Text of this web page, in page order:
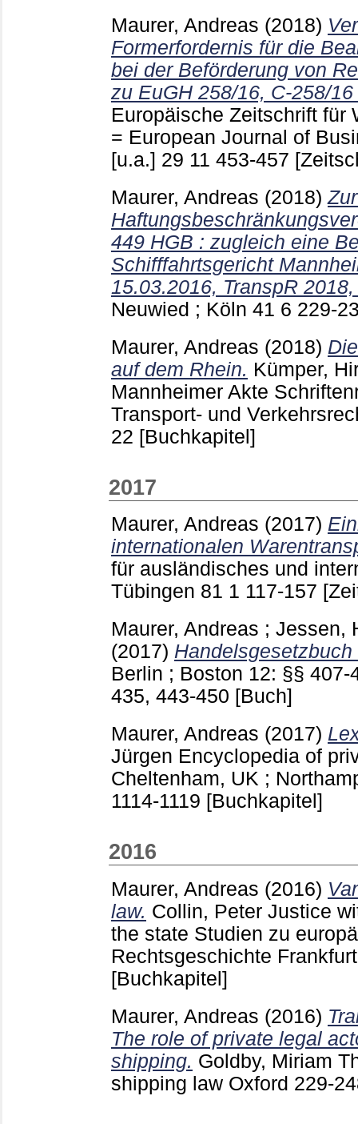
Maurer, Andreas (2018)
Formerfordernis für die
bei der Beförderung von
zu EuGH 258/16, C-258/
Europäische Zeitschrift für
= European Journal of
[u.a.] 29 11 453-457
Maurer, Andreas (2018)
449 HGB : zugleich eine
Schifffahrtsgericht
15.03.2016, TranspR
Neuwied ; Köln 41 6 229-
Maurer, Andreas (2018)
auf dem Rhein. Kümper,
Mannheimer Akte
Transport- und
22 [Buchkapitel]
2017
Maurer, Andreas (2017)
internationalen
für ausländisches und
Tübingen 81 1 117-157
Maurer, Andreas ; Jessen,
(2017)
Berlin ; Boston 12: §§ 407-
435, 443-450 [Buch]
Maurer, Andreas (2017)
Jürgen Encyclopedia of
Cheltenham, UK ;
1114-1119 [Buchkapitel]
2016
Maurer, Andreas (2016)
law. Collin, Peter Justice
the state Studien zu
Rechtsgeschichte
[Buchkapitel]
Maurer, Andreas (2016)
The role of private legal
shipping. Goldby, Miriam
shipping law Oxford 229-